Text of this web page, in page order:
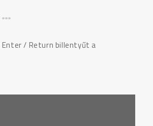
Enter / Return billentyűt a